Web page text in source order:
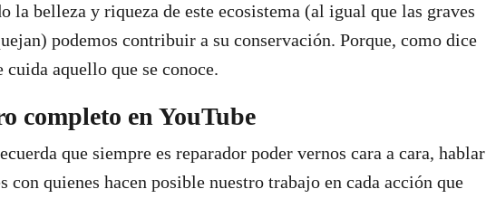
la belleza y riqueza de este ecosistema (al igual que las graves
podemos contribuir a su conservación. Porque, como dice
aquello que se conoce.
completo en YouTube
que siempre es reparador poder vernos cara a cara, hablar
con quienes hacen posible nuestro trabajo en cada acción que